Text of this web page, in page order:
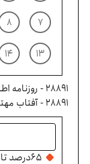
۷ ۸
۱۳ ۱۴
28891 - روزنامه اطلاعات - ۱۴۰۳-۱۲-۰۲
28891 - آفتاب مهتاب - ۱۴۰۳-۱۲-۰۲